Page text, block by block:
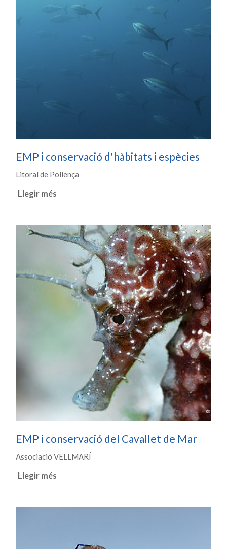
EMP i conservació d'hàbitats i espècies
Litoral de Pollença
Llegir més
EMP i conservació del Cavallet de Mar
Associació VELLMARÍ
Llegir més